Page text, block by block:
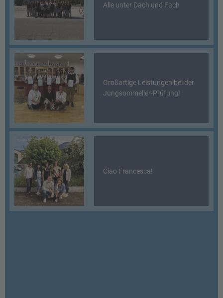
Alle unter Dach und Fach
Großartige Leistungen bei der
Jungsommelier-Prüfung!
Ciao Francesca!